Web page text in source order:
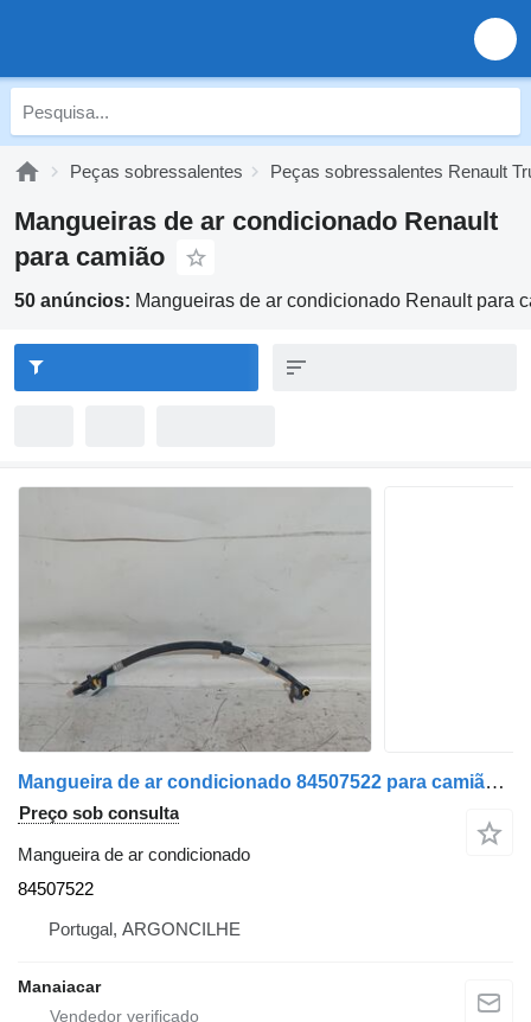
Peças sobressalentes Peças sobressalentes Renault
Mangueiras de ar condicionado Renault
para camião
50 anúncios: Mangueiras de ar condicionado Renault para
Mangueira de ar condicionado 84507522 para camião Renault T-Serie | 13
Preço sob consulta
Mangueira de ar condicionado
84507522
Portugal, ARGONCILHE
Manaiacar